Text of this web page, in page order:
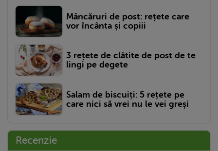
Mâncăruri de post: rețete care
vor încânta și copiii
3 rețete de clătite de post de te
lingi pe degete
Salam de biscuiți: 5 rețete pe
care nici să vrei nu le vei greși
Recenzie